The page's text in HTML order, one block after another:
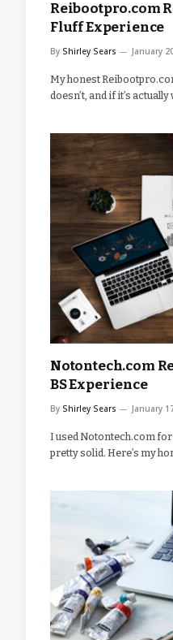
Reibootpro.com
Fluff Experience
By Shirley Sears January
My honest
doesn’t, and if it’s
Notontech.com
BS Experience
By Shirley Sears January
I used Notontech.com for
pretty solid. Here’s my